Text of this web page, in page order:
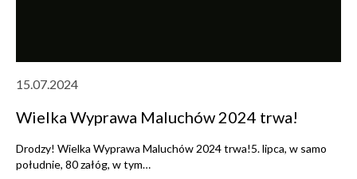
15.07.2024
Wielka Wyprawa Maluchów 2024 trwa!
Drodzy! Wielka Wyprawa Maluchów 2024 trwa!5. lipca, w samo
południe, 80 załóg, w tym…